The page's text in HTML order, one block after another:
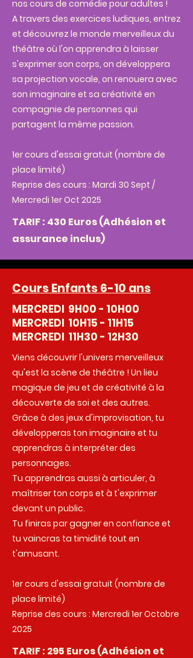
nos cours de comédie pour adultes !
A travers des exercices ludiques, entrez
et découvrez le monde merveilleux du
théâtre où l'on apprendra à laisser
s'exprimer son corps, on développera
sa projection vocale, on renouera avec
son imaginaire et sa créativité en
compagnie de personnes qui
partagent la même passion.
1er cours d'essai gratuit (nombre de
place limité)
Reprise des cours : Mardi 30 Sept /
Mercredi 1er Oct 2025
TARIF : 430 Euros (Adhésion et
assurance inclus)
Cours Enfants 6-10 ans
MERCREDI 9H00 - 10H00
MERCREDI 10H15 - 11H15
MERCREDI 11H30 - 12H30
Viens découvrir l'univers merveilleux
qu'est la scène de théâtre ! Un lieu
magique de jeu et de créativité à la
découverte de soi et des autres.
Grâce à des jeux d'improvisation, tu
développeras ton imaginaire et tu
apprendras à interpréter des
personnages.
Tu apprendras aussi à articuler, à
maîtriser ton corps et à t'exprimer
devant un public.
Tu finiras par gagner en confiance et
tu vaincras ta timidité tout en
t'amusant.
1er cours d'essai gratuit (nombre de
place limité)
Reprise des cours : Mercredi 1er Octobre
2025
TARIF : 295 Euros (Adhésion et